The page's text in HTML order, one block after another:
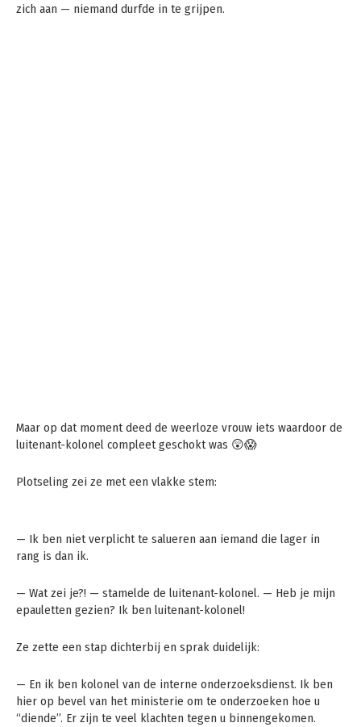
zich aan — niemand durfde in te grijpen.
Maar op dat moment deed de weerloze vrouw iets waardoor de
luitenant-kolonel compleet geschokt was 😲😱
Plotseling zei ze met een vlakke stem:
— Ik ben niet verplicht te salueren aan iemand die lager in
rang is dan ik.
— Wat zei je?! — stamelde de luitenant-kolonel. — Heb je mijn
epauletten gezien? Ik ben luitenant-kolonel!
Ze zette een stap dichterbij en sprak duidelijk:
— En ik ben kolonel van de interne onderzoeksdienst. Ik ben
hier op bevel van het ministerie om te onderzoeken hoe u
“diende”. Er zijn te veel klachten tegen u binnengekomen.